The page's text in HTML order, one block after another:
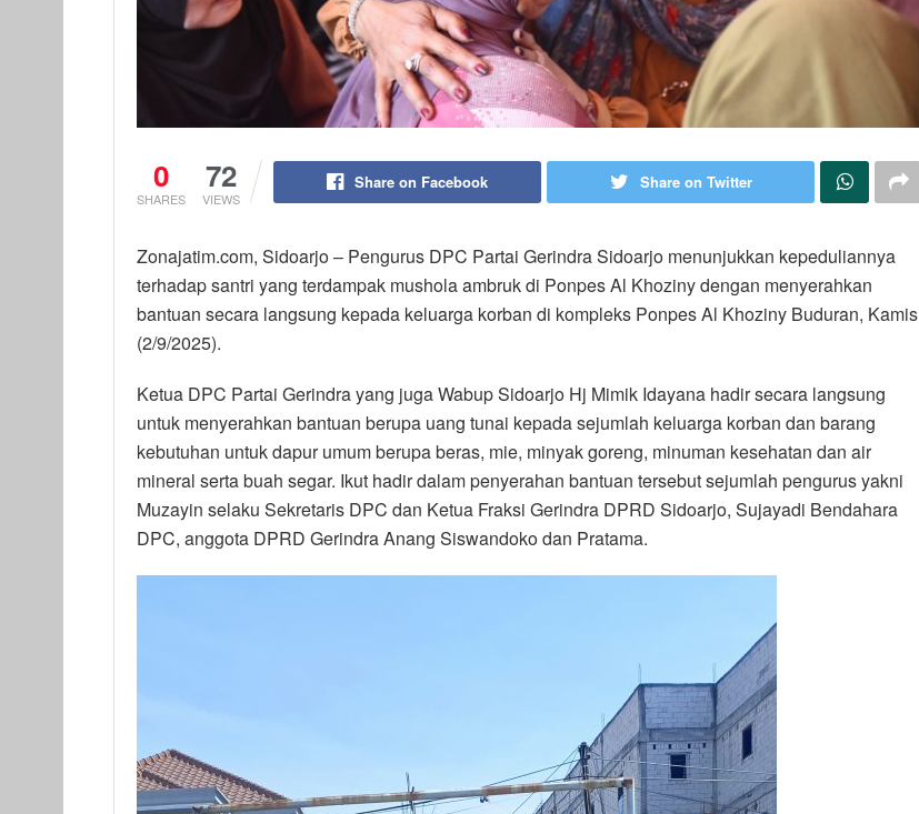
0
SHARES
72
VIEWS
Share on Facebook Share on Twitter
Zonajatim.com, Sidoarjo – Pengurus DPC Partai Gerindra Sidoarjo menunjukkan kepeduliannya
terhadap santri yang terdampak mushola ambruk di Ponpes Al Khoziny dengan menyerahkan
bantuan secara langsung kepada keluarga korban di kompleks Ponpes Al Khoziny Buduran, Kamis
(2/9/2025).
Ketua DPC Partai Gerindra yang juga Wabup Sidoarjo Hj Mimik Idayana hadir secara langsung
untuk menyerahkan bantuan berupa uang tunai kepada sejumlah keluarga korban dan barang
kebutuhan untuk dapur umum berupa beras, mie, minyak goreng, minuman kesehatan dan air
mineral serta buah segar. Ikut hadir dalam penyerahan bantuan tersebut sejumlah pengurus yakni
Muzayin selaku Sekretaris DPC dan Ketua Fraksi Gerindra DPRD Sidoarjo, Sujayadi Bendahara
DPC, anggota DPRD Gerindra Anang Siswandoko dan Pratama.